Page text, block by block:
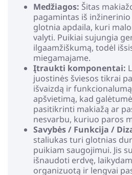
Medžiagos: Šitas
pagamintas iš inžinerinio
glotnia apdaila, kuri
valyti. Puikiai sujungia
ilgaamžiškumą, todėl
miegamajame.
Įtraukti komponentai:
juostinės šviesos tikrai
išvaizdą ir
apšvietimą, kad
pasitikrinti makiažą ar
nesvarbu, kuriuo paros
Savybės / Funkcija /
staliukas turi glotnias
puikiam saugojimui. Jis
išnaudoti erdvę,
organizuotą ir lengvai